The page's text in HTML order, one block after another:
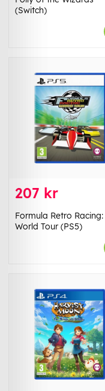
(Switch)
207 kr
Formula Retro Racing:
World Tour (PS5)